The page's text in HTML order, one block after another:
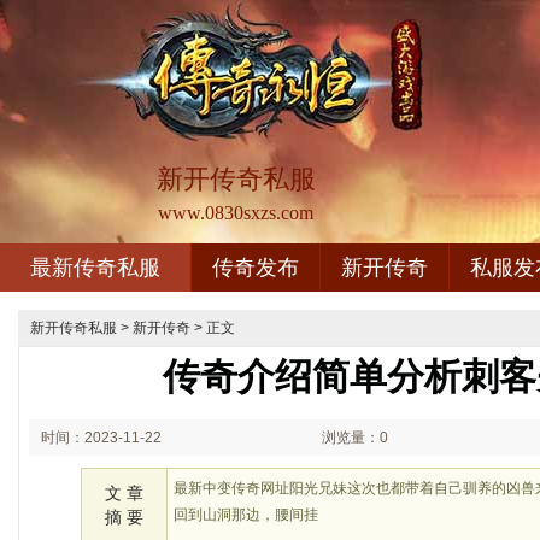
新开传奇私服
www.0830sxzs.com
最新传奇私服 传奇发布 新开传奇 私服发
新开传奇私服 > 新开传奇 > 正文
传奇介绍简单分析刺
时间：2023-11-22 浏览量：0
文 章
摘 要
最新中变传奇网址阳光兄妹这次也都带着自己驯养的凶
回到山洞那边，腰间挂